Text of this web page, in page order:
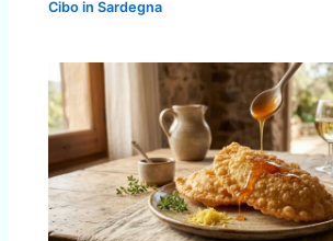
Cibo in Sardegna